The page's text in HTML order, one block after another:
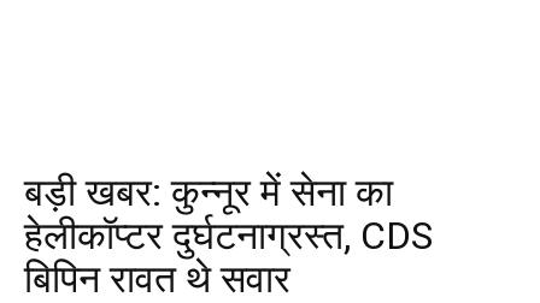
बड़ी खबर: कुन्नूर में सेना का
हेलीकॉप्टर दुर्घटनाग्रस्त, CDS
बिपिन रावत थे सवार